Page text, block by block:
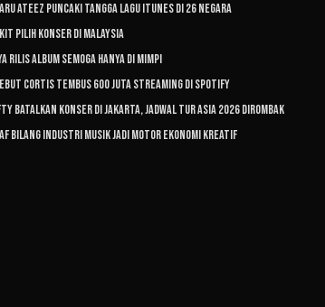
ATEEZ Puncaki Tangga Lagu iTunes di 26 Negara
Pilih Konser di Malaysia
Rilis Album Semoga Hanya di Mimpi
CORTIS Tembus 600 Juta Streaming di Spotify
Batalkan Konser di Jakarta, Jadwal Tur Asia 2026 Dirombak
Bilang Industri Musik Jadi Motor Ekonomi Kreatif